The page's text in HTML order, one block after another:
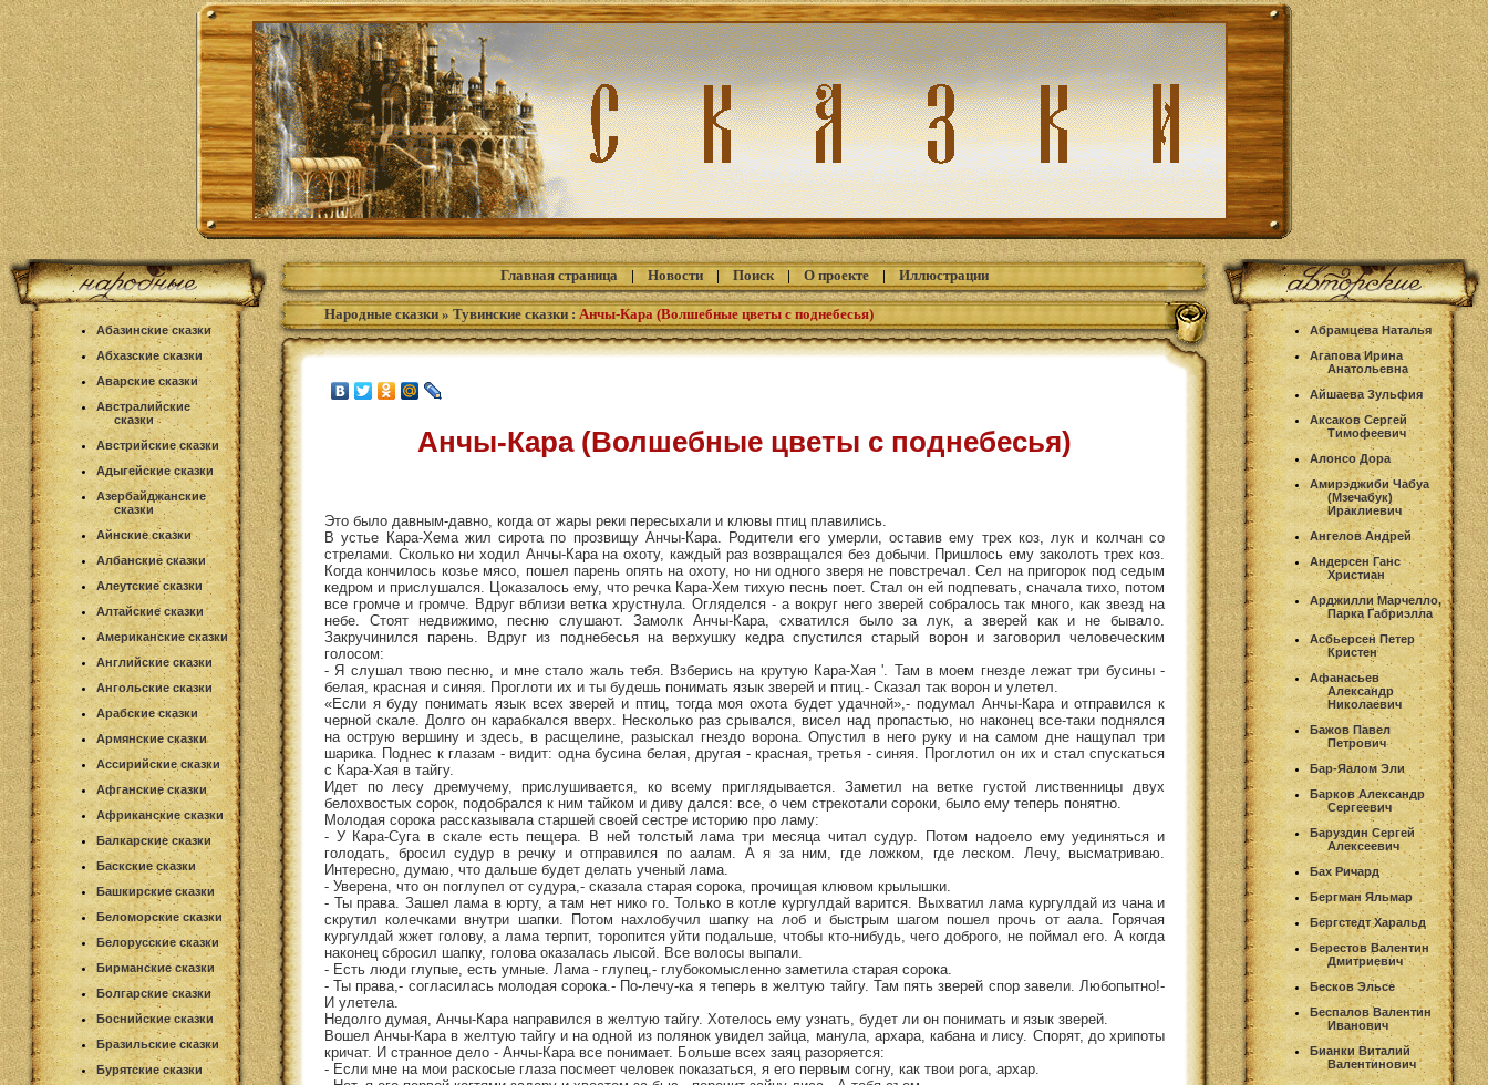
Абазинские сказки
Абхазские сказки
Аварские сказки
Австралийские
сказки
Австрийские сказки
Адыгейские сказки
Азербайджанские
сказки
Айнские сказки
Албанские сказки
Алеутские сказки
Алтайские сказки
Американские сказки
Английские сказки
Ангольские сказки
Арабские сказки
Армянские сказки
Ассирийские сказки
Афганские сказки
Африканские сказки
Балкарские сказки
Баскские сказки
Башкирские сказки
Беломорские сказки
Белорусские сказки
Бирманские сказки
Болгарские сказки
Боснийские сказки
Бразильские сказки
Бурятские сказки
Главная страница| Новости| Поиск| О проекте| Иллюстрации
Народные сказки » Тувинские сказки : Анчы-Кара (Волшебные цветы с поднебесья)
Анчы-Кара (Волшебные цветы с поднебесья)
Это было давным-давно, когда от жары реки пересыхали и клювы птиц плавились.
В устье Кара-Хема жил сирота по прозвищу Анчы-Кара. Родители его умерли, оставив ему трех коз, лук и колчан со
стрелами. Сколько ни ходил Анчы-Кара на охоту, каждый раз возвращался без добычи. Пришлось ему заколоть трех коз.
Когда кончилось козье мясо, пошел парень опять на охоту, но ни одного зверя не повстречал. Сел на пригорок под седым
кедром и прислушался. Цоказалось ему, что речка Кара-Хем тихую песнь поет. Стал он ей подпевать, сначала тихо, потом
все громче и громче. Вдруг вблизи ветка хрустнула. Огляделся - а вокруг него зверей собралось так много, как звезд на
небе. Стоят недвижимо, песню слушают. Замолк Анчы-Кара, схватился было за лук, а зверей как и не бывало.
Закручинился парень. Вдруг из поднебесья на верхушку кедра спустился старый ворон и заговорил человеческим
голосом:
- Я слушал твою песню, и мне стало жаль тебя. Взберись на крутую Кара-Хая '. Там в моем гнезде лежат три бусины -
белая, красная и синяя. Проглоти их и ты будешь понимать язык зверей и птиц.- Сказал так ворон и улетел.
«Если я буду понимать язык всех зверей и птиц, тогда моя охота будет удачной»,- подумал Анчы-Кара и отправился к
черной скале. Долго он карабкался вверх. Несколько раз срывался, висел над пропастью, но наконец все-таки поднялся
на острую вершину и здесь, в расщелине, разыскал гнездо ворона. Опустил в него руку и на самом дне нащупал три
шарика. Поднес к глазам - видит: одна бусина белая, другая - красная, третья - синяя. Проглотил он их и стал спускаться
с Кара-Хая в тайгу.
Идет по лесу дремучему, прислушивается, ко всему приглядывается. Заметил на ветке густой лиственницы двух
белохвостых сорок, подобрался к ним тайком и диву дался: все, о чем стрекотали сороки, было ему теперь понятно.
Молодая сорока рассказывала старшей своей сестре историю про ламу:
- У Кара-Суга в скале есть пещера. В ней толстый лама три месяца читал судур. Потом надоело ему уединяться и
голодать, бросил судур в речку и отправился по аалам. А я за ним, где ложком, где леском. Лечу, высматриваю.
Интересно, думаю, что дальше будет делать ученый лама.
- Уверена, что он поглупел от судура,- сказала старая сорока, прочищая клювом крылышки.
- Ты права. Зашел лама в юрту, а там нет нико го. Только в котле кургулдай варится. Выхватил лама кургулдай из чана и
скрутил колечками внутри шапки. Потом нахлобучил шапку на лоб и быстрым шагом пошел прочь от аала. Горячая
кургулдай жжет голову, а лама терпит, торопится уйти подальше, чтобы кто-нибудь, чего доброго, не поймал его. А когда
наконец сбросил шапку, голова оказалась лысой. Все волосы выпали.
- Есть люди глупые, есть умные. Лама - глупец,- глубокомысленно заметила старая сорока.
- Ты права,- согласилась молодая сорока.- По-лечу-ка я теперь в желтую тайгу. Там пять зверей спор завели. Любопытно!-
И улетела.
Недолго думая, Анчы-Кара направился в желтую тайгу. Хотелось ему узнать, будет ли он понимать и язык зверей.
Вошел Анчы-Кара в желтую тайгу и на одной из полянок увидел зайца, манула, архара, кабана и лису. Спорят, до хрипоты
кричат. И странное дело - Анчы-Кара все понимает. Больше всех заяц разоряется:
- Если мне на мои раскосые глаза посмеет человек показаться, я его первым согну, как твои рога, архар.
Абрамцева Наталья
Агапова Ирина
Анатольевна
Айшаева Зульфия
Аксаков Сергей
Тимофеевич
Алонсо Дора
Амирэджиби Чабуа
(Мзечабук)
Ираклиевич
Ангелов Андрей
Андерсен Ганс
Христиан
Арджилли Марчелло,
Парка Габриэлла
Асбьерсен Петер
Кристен
Афанасьев
Александр
Николаевич
Бажов Павел
Петрович
Бар-Яалом Эли
Барков Александр
Сергеевич
Баруздин Сергей
Алексеевич
Бах Ричард
Бергман Яльмар
Бергстедт Харальд
Берестов Валентин
Дмитриевич
Бесков Эльсе
Беспалов Валентин
Иванович
Бианки Виталий
Валентинович